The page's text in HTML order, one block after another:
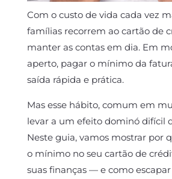
Com o custo de vida cada vez
famílias recorrem ao cartão de
manter as contas em dia. Em
aperto, pagar o mínimo da
saída rápida e prática.
Mas esse hábito, comum em
levar a um efeito dominó difícil
Neste guia, vamos mostrar por
o mínimo no seu cartão de
suas finanças — e como